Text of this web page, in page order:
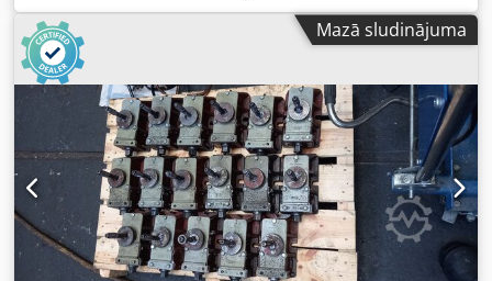
šobrīd tās vēl joprojām tiek izmantotas ražošanas procesā.
Lūdzu, norādiet savu cenu piedāvājumu. Cena bez
iepakojuma un transportēšanas; apmaksa avansā. Ja jūs
interesē šī iekārta, jums ir jāiesniedz cenas piedāvājums.
Iekārtas nodošana notiks mūsu atrašanās vietā. Piegādes
noteikumi: EXW Cugir, Rumānija. Pircējs var piedalīties
iekārtas demontāžā. Par iekārtas transportēšanu atbildīgs
pircējs. Mēs organizējam tikai iekārtas iekraušanu
piekabē/kravas automašīnā ar iekrāvēju vai celtni.
Dedpfxeza T Ite Aptekr Iekārtas pārdošana būs pieejama,
sākot no 2027. gada marta, jo šobrīd tās vēl joprojām tiek
izmantotas ražošanas procesā.
Mazā sludinājuma